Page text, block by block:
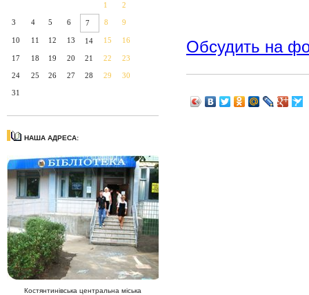
1 2
3 4 5 6 7 8 9
10 11 12 13 14 15 16
17 18 19 20 21 22 23
24 25 26 27 28 29 30
31
НАША АДРЕСА:
Костянтинівська центральна міська
Обсудить на